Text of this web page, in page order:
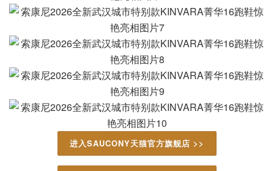
进入SAUCONY天猫官方旗舰店 >>